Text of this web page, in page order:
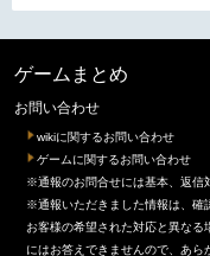
ゲームまとめ
お問い合わせ
wikiに関するお問い合わせ
ゲームに関するお問い合わせ
※通報のお問合せには基本、返信
※通報いただきました情報は、確
お客様の希望された対応と異な
にはお答えできませんので、あら